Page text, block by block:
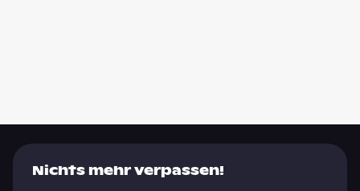
Nichts mehr verpassen!